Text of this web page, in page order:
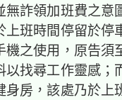
無詐領加班費之意
上班時間停留於停
機之使用，原告須
以找尋工作靈感；
身房，該處乃於上